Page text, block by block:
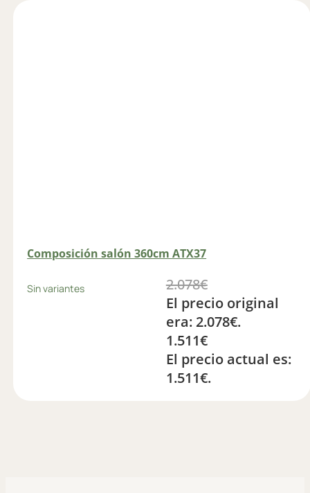
Composición salón 360cm ATX37
Sin variantes 2.078€
El precio original
era: 2.078€.
1.511€
El precio actual es:
1.511€.